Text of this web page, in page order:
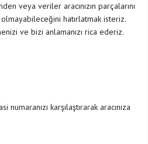
veya veriler aracınızın parçalarını
hatırlatmak isteriz.
ve bizi anlamanızı rica ederiz.
karşılaştırarak aracınıza